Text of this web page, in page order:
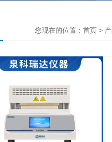
您现在的位置： 首页 >